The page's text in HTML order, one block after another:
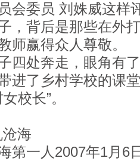
会委员 刘姝威这样
，背后是那些在外
师赢得众人尊敬。
四处奔走，眼角有
进了乡村学校的课
校长”。
海
第一人2007年1月6